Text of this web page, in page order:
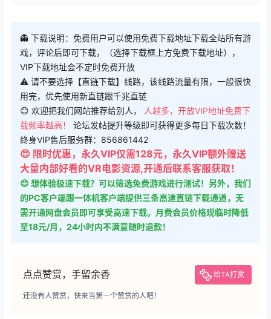
👻 下载说明：免费用户可以使用免费下载地址下载全站所有游
戏，评论后即可下载，（选择下载框上方免费下载地址），
VIP下载地址会不定时免费开放
⚠ 请不要选择【直链下载】线路，该线路流量有限，一般很快
用完，优先使用新直链跟千兆直链
😊 欢迎把我们网站推荐给别人，
人越多，开放VIP地址免费下
载频率越高！ 论坛发帖提升等级即可获得更多每日下载次数！
终身VIP售后服务群：856861442
😍 限时优惠，永久VIP仅需128元，永久VIP额外赠送
大量内部好看的VR电影资源,开通后联系客服获取！
😍 想体验极速下载？可以筛选免费游戏进行测试！另外，我们
的PC客户端跟一体机客户端提供三条高速直链下载通道，无
需开通网盘会员即可享受高速下载。月费会员价格现临时降低
至18元/月，24小时内不满意随时退款！
点点赞赏，手留余香 给TA打赏
还没有人赞赏，快来当第一个赞赏的人吧！